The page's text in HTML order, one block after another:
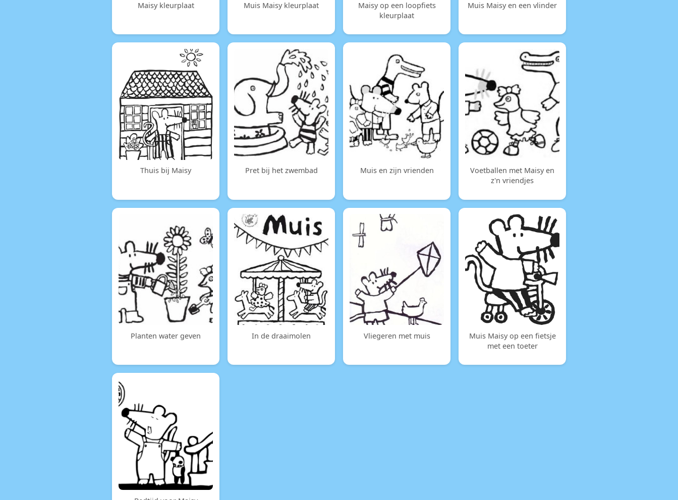
Maisy kleurplaat Muis Maisy kleurplaat
Maisy op een loopfiets
kleurplaat
Muis Maisy en een vlinder
Thuis bij Maisy Pret bij het zwembad Muis en zijn vrienden
Voetballen met Maisy en
z'n vriendjes
Planten water geven In de draaimolen Vliegeren met muis
Muis Maisy op een fietsje
met een toeter